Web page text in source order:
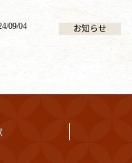
09/04 お知らせ